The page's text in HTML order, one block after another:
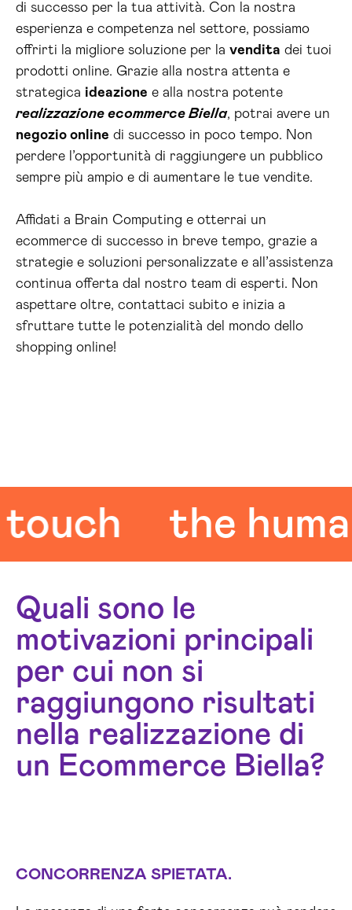
di successo per la tua attività. Con la nostra
esperienza e competenza nel settore, possiamo
offrirti la migliore soluzione per la vendita dei tuoi
prodotti online. Grazie alla nostra attenta e
strategica ideazione e alla nostra potente
realizzazione ecommerce Biella, potrai avere un
negozio online di successo in poco tempo. Non
perdere l’opportunità di raggiungere un pubblico
sempre più ampio e di aumentare le tue vendite.
Affidati a Brain Computing e otterrai un
ecommerce di successo in breve tempo, grazie a
strategie e soluzioni personalizzate e all’assistenza
continua offerta dal nostro team di esperti. Non
aspettare oltre, contattaci subito e inizia a
sfruttare tutte le potenzialità del mondo dello
shopping online!
the human
Quali sono le
motivazioni principali
per cui non si
raggiungono risultati
nella realizzazione di
un Ecommerce Biella?
CONCORRENZA SPIETATA.